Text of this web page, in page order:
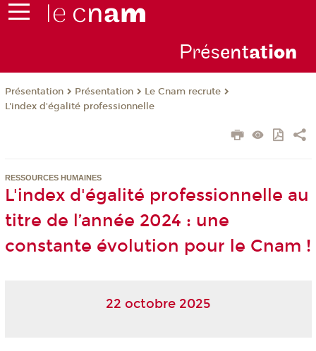
Présentation
Présentation Présentation
Le Cnam recrute
L'index d'égalité professionnelle
RESSOURCES HUMAINES
L'index d'égalité professionnelle au
titre de l’année 2024 : une
constante évolution pour le Cnam !
22 octobre 2025